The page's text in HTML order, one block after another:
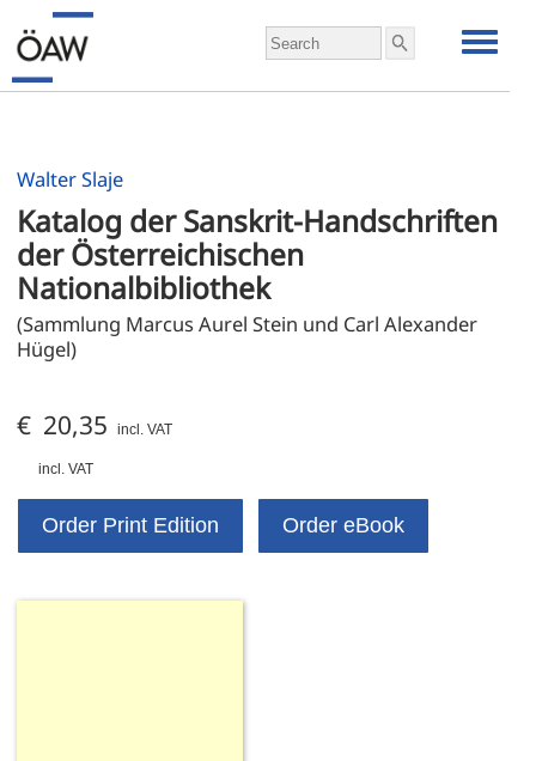
Walter Slaje
Katalog der Sanskrit-Handschriften
der Österreichischen
Nationalbibliothek
(Sammlung Marcus Aurel Stein und Carl Alexander
Hügel)
€ 20,35 incl. VAT
incl. VAT
Order Print Edition Order eBook